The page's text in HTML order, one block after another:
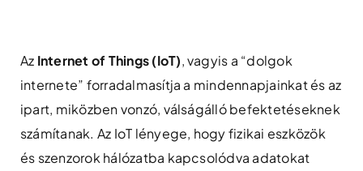
content
Az Internet of Things (IoT), vagyis a “dolgok
internete” forradalmasítja a mindennapjainkat és az
ipart, miközben vonzó, válságálló befektetéseknek
számítanak. Az IoT lényege, hogy fizikai eszközök
és szenzorok hálózatba kapcsolódva adatokat